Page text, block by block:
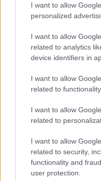
I want to allow
personalized
I want to allow
related to analytics
device identifiers in
I want to allow
related to
I want to allow
related to
I want to allow
related to security,
functionality and
user protection.
ELŐZŐ
Támogatás